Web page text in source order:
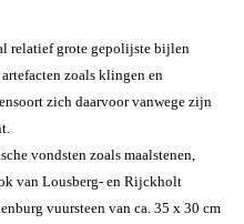
relatief grote gepolijste bijlen
zoals klingen en
zich daarvoor vanwege zijn
vondsten zoals maalstenen,
van Lousberg- en Rijckholt
vuursteen van ca. 35 x 30 cm